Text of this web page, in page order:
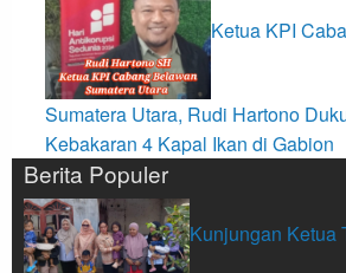
Ketua KPI
Sumatera Utara, Rudi Hartono
Kebakaran 4 Kapal Ikan di Gabion
Berita Populer
Kunjungan Ketua